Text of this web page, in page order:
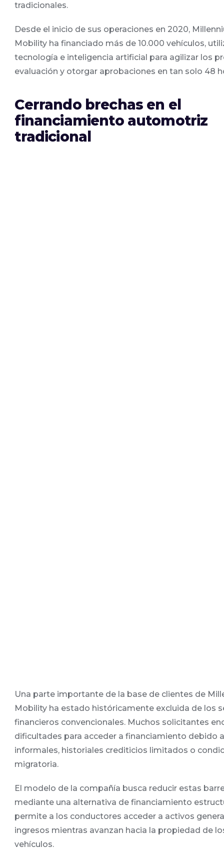
tradicionales.
Desde el inicio de sus operaciones en 2020,
Mobility ha financiado más de 10.000 vehículos,
tecnología e inteligencia artificial para agilizar los
evaluación y otorgar aprobaciones en tan solo 48
Cerrando brechas en el
financiamiento automotriz
tradicional
Una parte importante de la base de clientes de
Mobility ha estado históricamente excluida de los
financieros convencionales. Muchos solicitantes
dificultades para acceder a financiamiento debido
informales, historiales crediticios limitados o
migratoria.
El modelo de la compañía busca reducir estas
mediante una alternativa de financiamiento
permite a los conductores acceder a activos
ingresos mientras avanzan hacia la propiedad de
vehículos.